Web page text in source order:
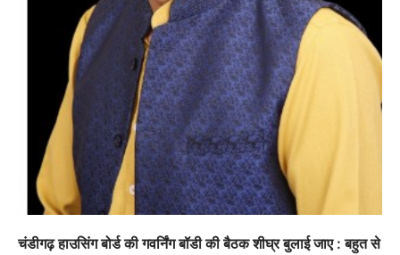
चंडीगढ़ हाउसिंग बोर्ड की गवर्निंग बॉडी की बैठक शीघ्र बुलाई जाए : बहुत से
*नगर निगम चुनाव से पहले चंडीगढ़ कांग्रेस का संगठन
सृजन अभियान तेज, प्रदेश से लेकर ब्लॉक स्तर तक व्यापक
मंथन
City uday August 10, 2026
3
सीआईआई-आईडब्ल्यूएन ने महिला उद्यमियों और
प्रोफेशनल्स के लिए आयोजित की हैंड्स-ऑन एआई वर्कशॉप